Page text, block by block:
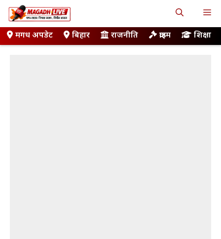
Skip
to
contentमगध अपडेट बिहार राजनीति क्राइम शिक्षा